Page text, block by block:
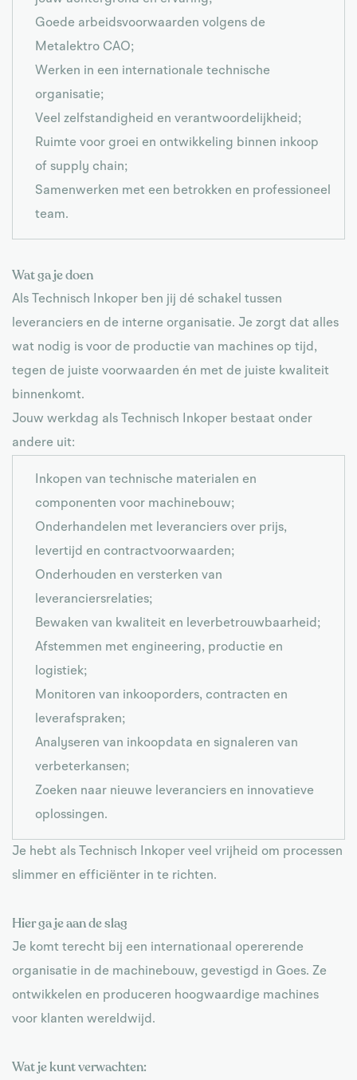
Goede arbeidsvoorwaarden volgens de
Metalektro CAO;
Werken in een internationale technische
organisatie;
Veel zelfstandigheid en verantwoordelijkheid;
Ruimte voor groei en ontwikkeling binnen inkoop
of supply chain;
Samenwerken met een betrokken en professioneel
team.
Wat ga je doen
Als Technisch Inkoper ben jij dé schakel tussen
leveranciers en de interne organisatie. Je zorgt dat alles
wat nodig is voor de productie van machines op tijd,
tegen de juiste voorwaarden én met de juiste kwaliteit
binnenkomt.
Jouw werkdag als Technisch Inkoper bestaat onder
andere uit:
Inkopen van technische materialen en
componenten voor machinebouw;
Onderhandelen met leveranciers over prijs,
levertijd en contractvoorwaarden;
Onderhouden en versterken van
leveranciersrelaties;
Bewaken van kwaliteit en leverbetrouwbaarheid;
Afstemmen met engineering, productie en
logistiek;
Monitoren van inkooporders, contracten en
leverafspraken;
Analyseren van inkoopdata en signaleren van
verbeterkansen;
Zoeken naar nieuwe leveranciers en innovatieve
oplossingen.
Je hebt als Technisch Inkoper veel vrijheid om processen
slimmer en efficiënter in te richten.
Hier ga je aan de slag
Je komt terecht bij een internationaal opererende
organisatie in de machinebouw, gevestigd in Goes. Ze
ontwikkelen en produceren hoogwaardige machines
voor klanten wereldwijd.
Wat je kunt verwachten: